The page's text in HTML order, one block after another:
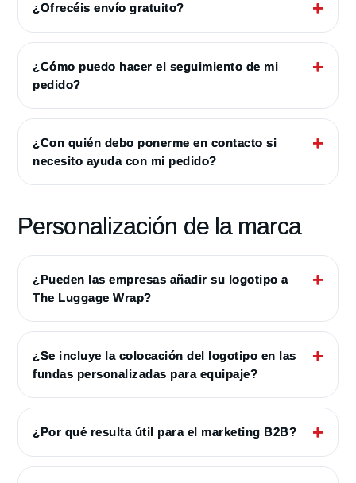
¿Ofrecéis envío gratuito?
¿Cómo puedo hacer el seguimiento de mi
pedido?
¿Con quién debo ponerme en contacto si
necesito ayuda con mi pedido?
Personalización de la marca
¿Pueden las empresas añadir su logotipo a
The Luggage Wrap?
¿Se incluye la colocación del logotipo en las
fundas personalizadas para equipaje?
¿Por qué resulta útil para el marketing B2B?